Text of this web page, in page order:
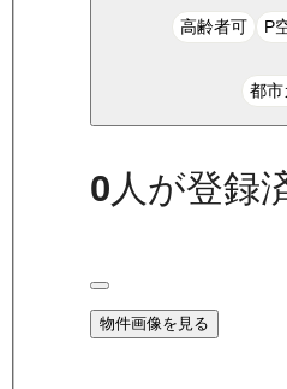
高齢者可 P
都市
0人が登録
物件画像を見る